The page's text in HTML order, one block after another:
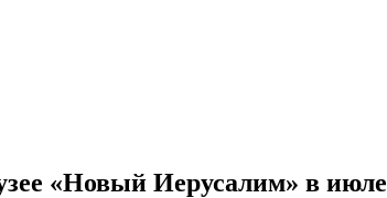
«Новый Иерусалим» в июле